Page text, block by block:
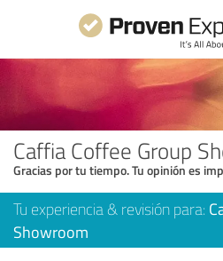
Caffia Coffee Group
Gracias por tu tiempo. Tu opinión es
Tu experiencia & revisión para:
Showroom